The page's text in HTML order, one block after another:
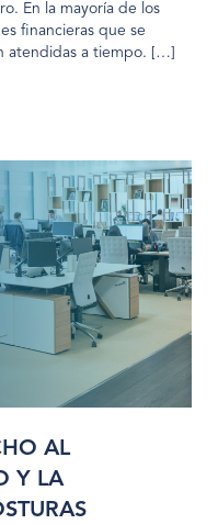
En la mayoría de los
financieras que se
atendidas a tiempo. […]
AL
Y LA